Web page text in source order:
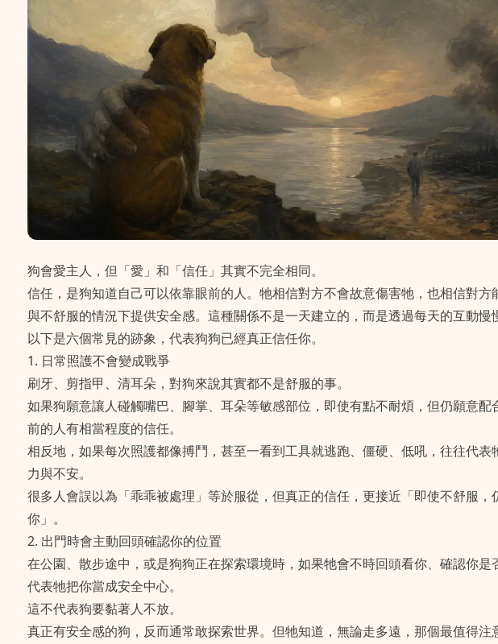
狗會愛主人，但「愛」和「信任」其實不完全相同。
信任，是狗知道自己可以依靠眼前的人。牠相信對方不會故意傷害牠，也相信對方
與不舒服的情況下提供安全感。這種關係不是一天建立的，而是透過每天的互動慢
以下是六個常見的跡象，代表狗狗已經真正信任你。
1. 日常照護不會變成戰爭
刷牙、剪指甲、清耳朵，對狗來說其實都不是舒服的事。
如果狗願意讓人碰觸嘴巴、腳掌、耳朵等敏感部位，即使有點不耐煩，但仍願意配
前的人有相當程度的信任。
相反地，如果每次照護都像搏鬥，甚至一看到工具就逃跑、僵硬、低吼，往往代表
力與不安。
很多人會誤以為「乖乖被處理」等於服從，但真正的信任，更接近「即使不舒服，
你」。
2. 出門時會主動回頭確認你的位置
在公園、散步途中，或是狗狗正在探索環境時，如果牠會不時回頭看你、確認你是
代表牠把你當成安全中心。
這不代表狗要黏著人不放。
真正有安全感的狗，反而通常敢探索世界。但牠知道，無論走多遠，那個最值得注